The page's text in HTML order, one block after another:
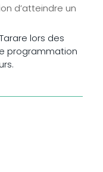
d’atteindre un
lors des
programmation